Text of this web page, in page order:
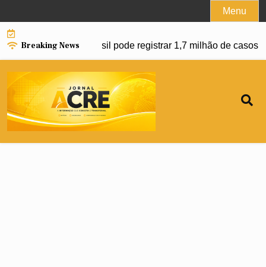
to
content
Menu
Breaking News
da dengue e Brasil pode registrar 1,7 milhão de casos em